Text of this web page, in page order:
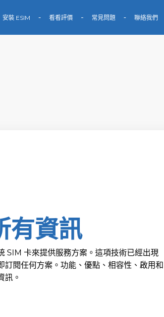
安裝 ESIM 看看評價 常見問題 聯絡我們
資訊
SIM 卡來提供服務方案。這項技術已經出現
閱任何方案。功能、優點、相容性、啟用和
訊。